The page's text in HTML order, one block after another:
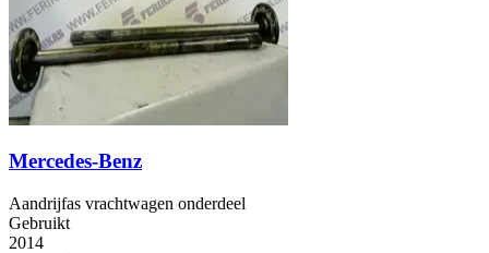
Mercedes-Benz
Aandrijfas vrachtwagen onderdeel
Gebruikt
2014